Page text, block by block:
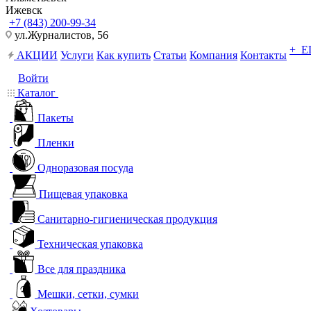
Ижевск
+7 (843) 200-99-34
ул.Журналистов, 56
АКЦИИ Услуги Как купить Статьи Компания Контакты +
Войти
Каталог
Пакеты
Пленки
Одноразовая посуда
Пищевая упаковка
Санитарно-гигиеническая продукция
Техническая упаковка
Все для праздника
Мешки, сетки, сумки